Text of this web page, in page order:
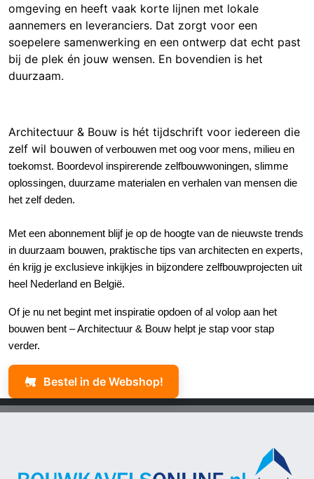
omgeving en heeft vaak korte lijnen met lokale
aannemers en leveranciers. Dat zorgt voor een
soepelere samenwerking en een ontwerp dat echt past
bij de plek én jouw wensen. En bovendien is het
duurzaam.
Architectuur & Bouw is hét tijdschrift voor iedereen die
zelf wil bouwen of verbouwen met oog voor mens, milieu en
toekomst. Boordevol inspirerende zelfbouwwoningen, slimme
oplossingen, duurzame materialen en verhalen van mensen die
het zelf deden.
Met een abonnement blijf je op de hoogte van de nieuwste trends
in duurzaam bouwen, praktische tips van architecten en experts,
én krijg je exclusieve inkijkjes in bijzondere zelfbouwprojecten uit
heel Nederland en België.
Of je nu net begint met inspiratie opdoen of al volop aan het
bouwen bent – Architectuur & Bouw helpt je stap voor stap
verder.
Bestel in de Webshop!